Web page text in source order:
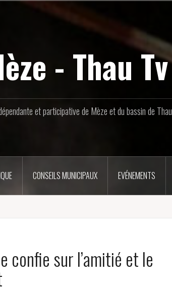
- Thau Tv
et participative de Mèze et du bassin de Thau
CONSEILS MUNICIPAUX EVÉNEMENTS
confie sur l’amitié et le